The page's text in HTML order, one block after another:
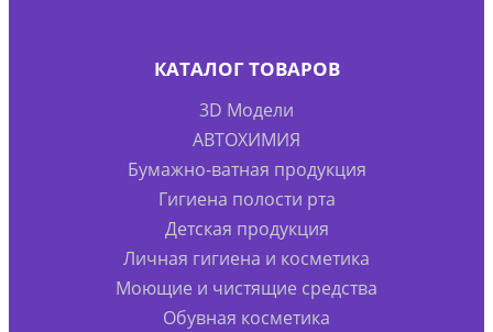
КАТАЛОГ ТОВАРОВ
3D Модели
АВТОХИМИЯ
Бумажно-ватная продукция
Гигиена полости рта
Детская продукция
Личная гигиена и косметика
Моющие и чистящие средства
Обувная косметика